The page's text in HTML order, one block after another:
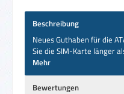
Beschreibung
Neues Guthaben für die
Sie die SIM-Karte länger
Mehr
Bewertungen